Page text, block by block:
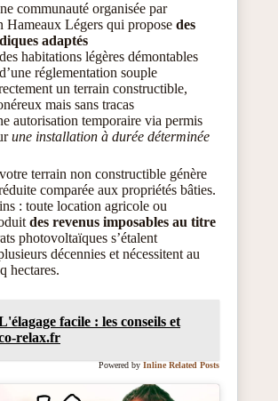
communauté organisée par
Hameaux Légers qui propose des
adaptés
habitations légères démontables
réglementation souple
un terrain constructible,
mais sans tracas
autorisation temporaire via permis
une installation à durée déterminée
terrain non constructible génère
comparée aux propriétés bâties.
: toute location agricole ou
des revenus imposables au titre
photovoltaïques s’étalent
décennies et nécessitent au
hectares.
facile : les conseils et
relax.fr
Powered by Inline Related Posts